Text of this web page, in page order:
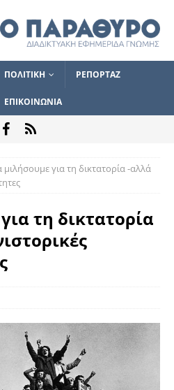
ΠΟΛΙΤΙΚΗ ΡΕΠΟΡΤΑΖ
ΕΠΙΚΟΙΝΩΝΙΑ
μιλήσουμε για τη δικτατορία -αλλά
τη δικτατορία